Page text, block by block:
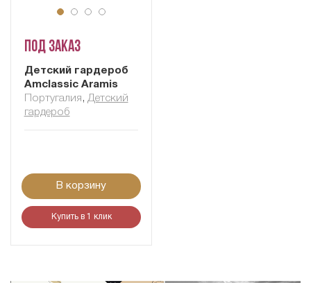
Под заказ
Детский гардероб
Amclassic Aramis
Португалия , Детский
гардероб
В корзину
Купить в 1 клик